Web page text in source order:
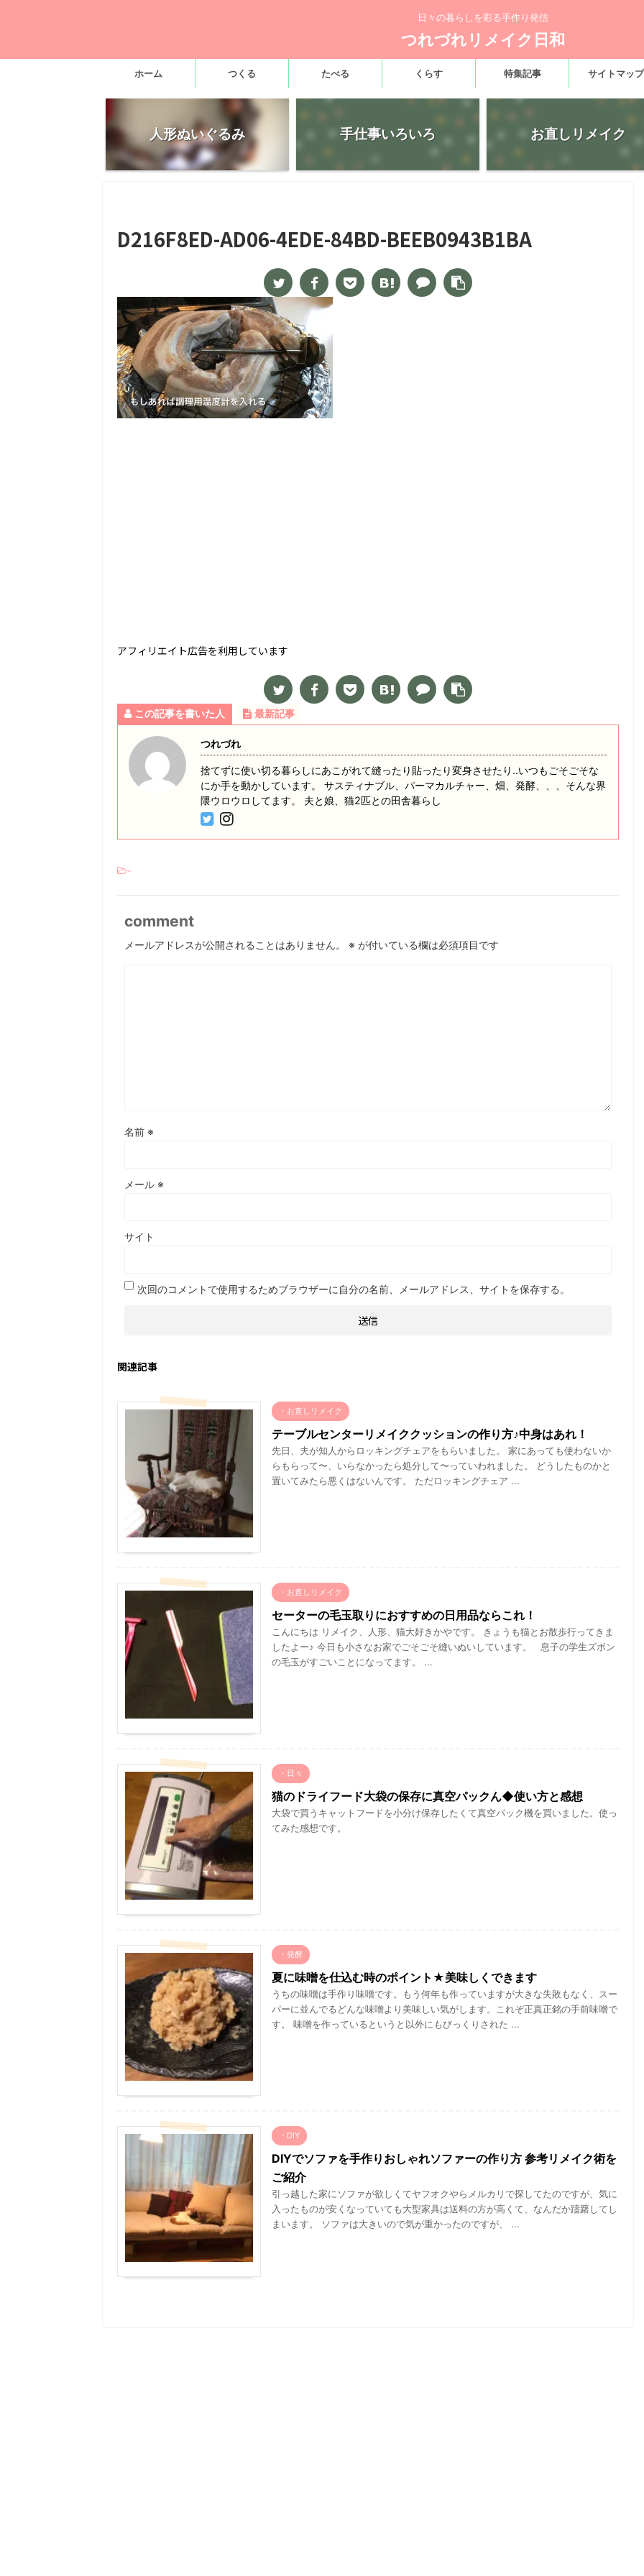
日々の暮らしを彩る手作り発信
つれづれリメイク日和
ホーム つくる たべる くらす 特集記事 サイトマップ
人形ぬいぐるみ 手仕事いろいろ お直しリメイク
D216F8ED-AD06-4EDE-84BD-BEEB0943B1BA
アフィリエイト広告を利用しています
この記事を書いた人 最新記事
つれづれ
捨てずに使い切る暮らしにあこがれて縫ったり貼ったり変身させたり‥いつもごそごそな
にか手を動かしています。 サスティナブル、パーマカルチャー、畑、発酵、、、そんな界
隈ウロウロしてます。 夫と娘、猫2匹との田舎暮らし
-
comment
メールアドレスが公開されることはありません。 ※ が付いている欄は必須項目です
名前 ※
メール ※
サイト
次回のコメントで使用するためブラウザーに自分の名前、メールアドレス、サイトを保存する。
関連記事
・お直しリメイク
テーブルセンターリメイククッションの作り方♪中身はあれ！
先日、夫が知人からロッキングチェアをもらいました。 家にあっても使わないか
らもらって〜、いらなかったら処分して〜っていわれました。 どうしたものかと
置いてみたら悪くはないんです。 ただロッキングチェア ...
・お直しリメイク
セーターの毛玉取りにおすすめの日用品ならこれ！
こんにちは リメイク、人形、猫大好きかやです。 きょうも猫とお散歩行ってきま
したよー♪ 今日も小さなお家でごそごそ縫いぬいしています。 息子の学生ズボン
の毛玉がすごいことになってます。 ...
・日々
猫のドライフード大袋の保存に真空パックん◆使い方と感想
大袋で買うキャットフードを小分け保存したくて真空パック機を買いました。使っ
てみた感想です。
・発酵
夏に味噌を仕込む時のポイント★美味しくできます
うちの味噌は手作り味噌です。もう何年も作っていますが大きな失敗もなく、スー
パーに並んでるどんな味噌より美味しい気がします。これぞ正真正銘の手前味噌で
す。 味噌を作っているというと以外にもびっくりされた ...
・DIY
DIYでソファを手作りおしゃれソファーの作り方 参考リメイク術を
ご紹介
引っ越した家にソファが欲しくてヤフオクやらメルカリで探してたのですが、気に
入ったものが安くなっていても大型家具は送料の方が高くて、なんだか躊躇してし
まいます。 ソファは大きいので気が重かったのですが、 ...